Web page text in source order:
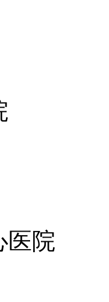
医院